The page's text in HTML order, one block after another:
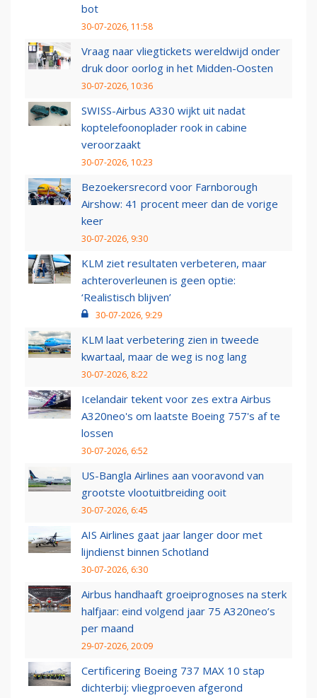
bot
30-07-2026, 11:58
Vraag naar vliegtickets wereldwijd onder
druk door oorlog in het Midden-Oosten
30-07-2026, 10:36
SWISS-Airbus A330 wijkt uit nadat
koptelefoonoplader rook in cabine
veroorzaakt
30-07-2026, 10:23
Bezoekersrecord voor Farnborough
Airshow: 41 procent meer dan de vorige
keer
30-07-2026, 9:30
KLM ziet resultaten verbeteren, maar
achteroverleunen is geen optie:
‘Realistisch blijven’
30-07-2026, 9:29
KLM laat verbetering zien in tweede
kwartaal, maar de weg is nog lang
30-07-2026, 8:22
Icelandair tekent voor zes extra Airbus
A320neo's om laatste Boeing 757's af te
lossen
30-07-2026, 6:52
US-Bangla Airlines aan vooravond van
grootste vlootuitbreiding ooit
30-07-2026, 6:45
AIS Airlines gaat jaar langer door met
lijndienst binnen Schotland
30-07-2026, 6:30
Airbus handhaaft groeiprognoses na sterk
halfjaar: eind volgend jaar 75 A320neo’s
per maand
29-07-2026, 20:09
Certificering Boeing 737 MAX 10 stap
dichterbij: vliegproeven afgerond